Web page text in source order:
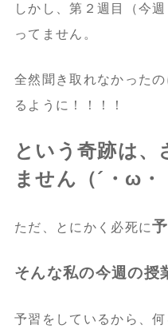
しかし、第２週目（今
ってません。
全然聞き取れなかった
るように！！！！
という奇跡は、
ません（´・ω・
ただ、とにかく必死に
そんな私の今週の授
予習をしているから、